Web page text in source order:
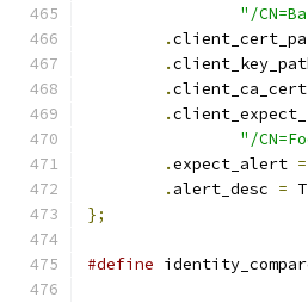
"/
.
.
.
.
"/
.expect_alert =
. alert_desc =
};
#define